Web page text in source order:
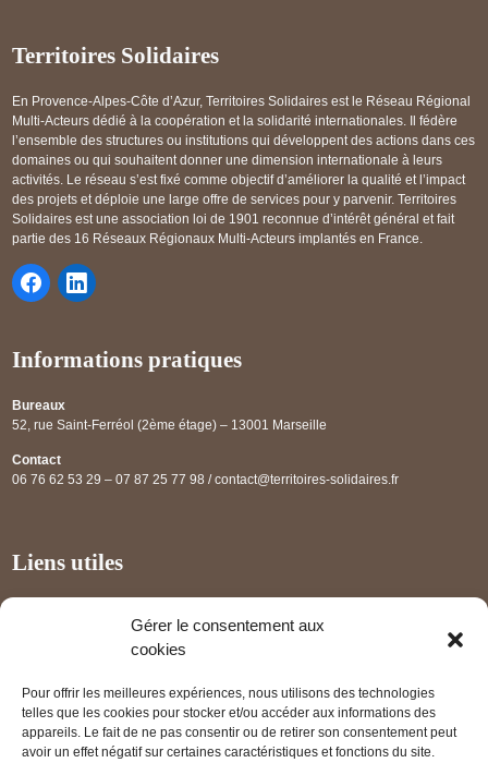
Gérer le consentement aux
cookies
Pour offrir les meilleures expériences, nous utilisons des technologies
telles que les cookies pour stocker et/ou accéder aux informations des
appareils. Le fait de ne pas consentir ou de retirer son consentement peut
avoir un effet négatif sur certaines caractéristiques et fonctions du site.
Territoires Solidaires
En Provence-Alpes-Côte d’Azur, Territoires Solidaires est le Réseau Régional
Multi-Acteurs dédié à la coopération et la solidarité internationales. Il fédère
l’ensemble des structures ou institutions qui développent des actions dans ces
domaines ou qui souhaitent donner une dimension internationale à leurs
activités. Le réseau s’est fixé comme objectif d’améliorer la qualité et l’impact
des projets et déploie une large offre de services pour y parvenir. Territoires
Solidaires est une association loi de 1901 reconnue d’intérêt général et fait
partie des 16 Réseaux Régionaux Multi-Acteurs implantés en France.
Informations pratiques
Bureaux
52, rue Saint-Ferréol (2ème étage) – 13001 Marseille
Contact
06 76 62 53 29 – 07 87 25 77 98 / contact@territoires-solidaires.fr
Liens utiles
Panorama des projets
Mentions légales
PRENDRE RENDEZ-VOUS